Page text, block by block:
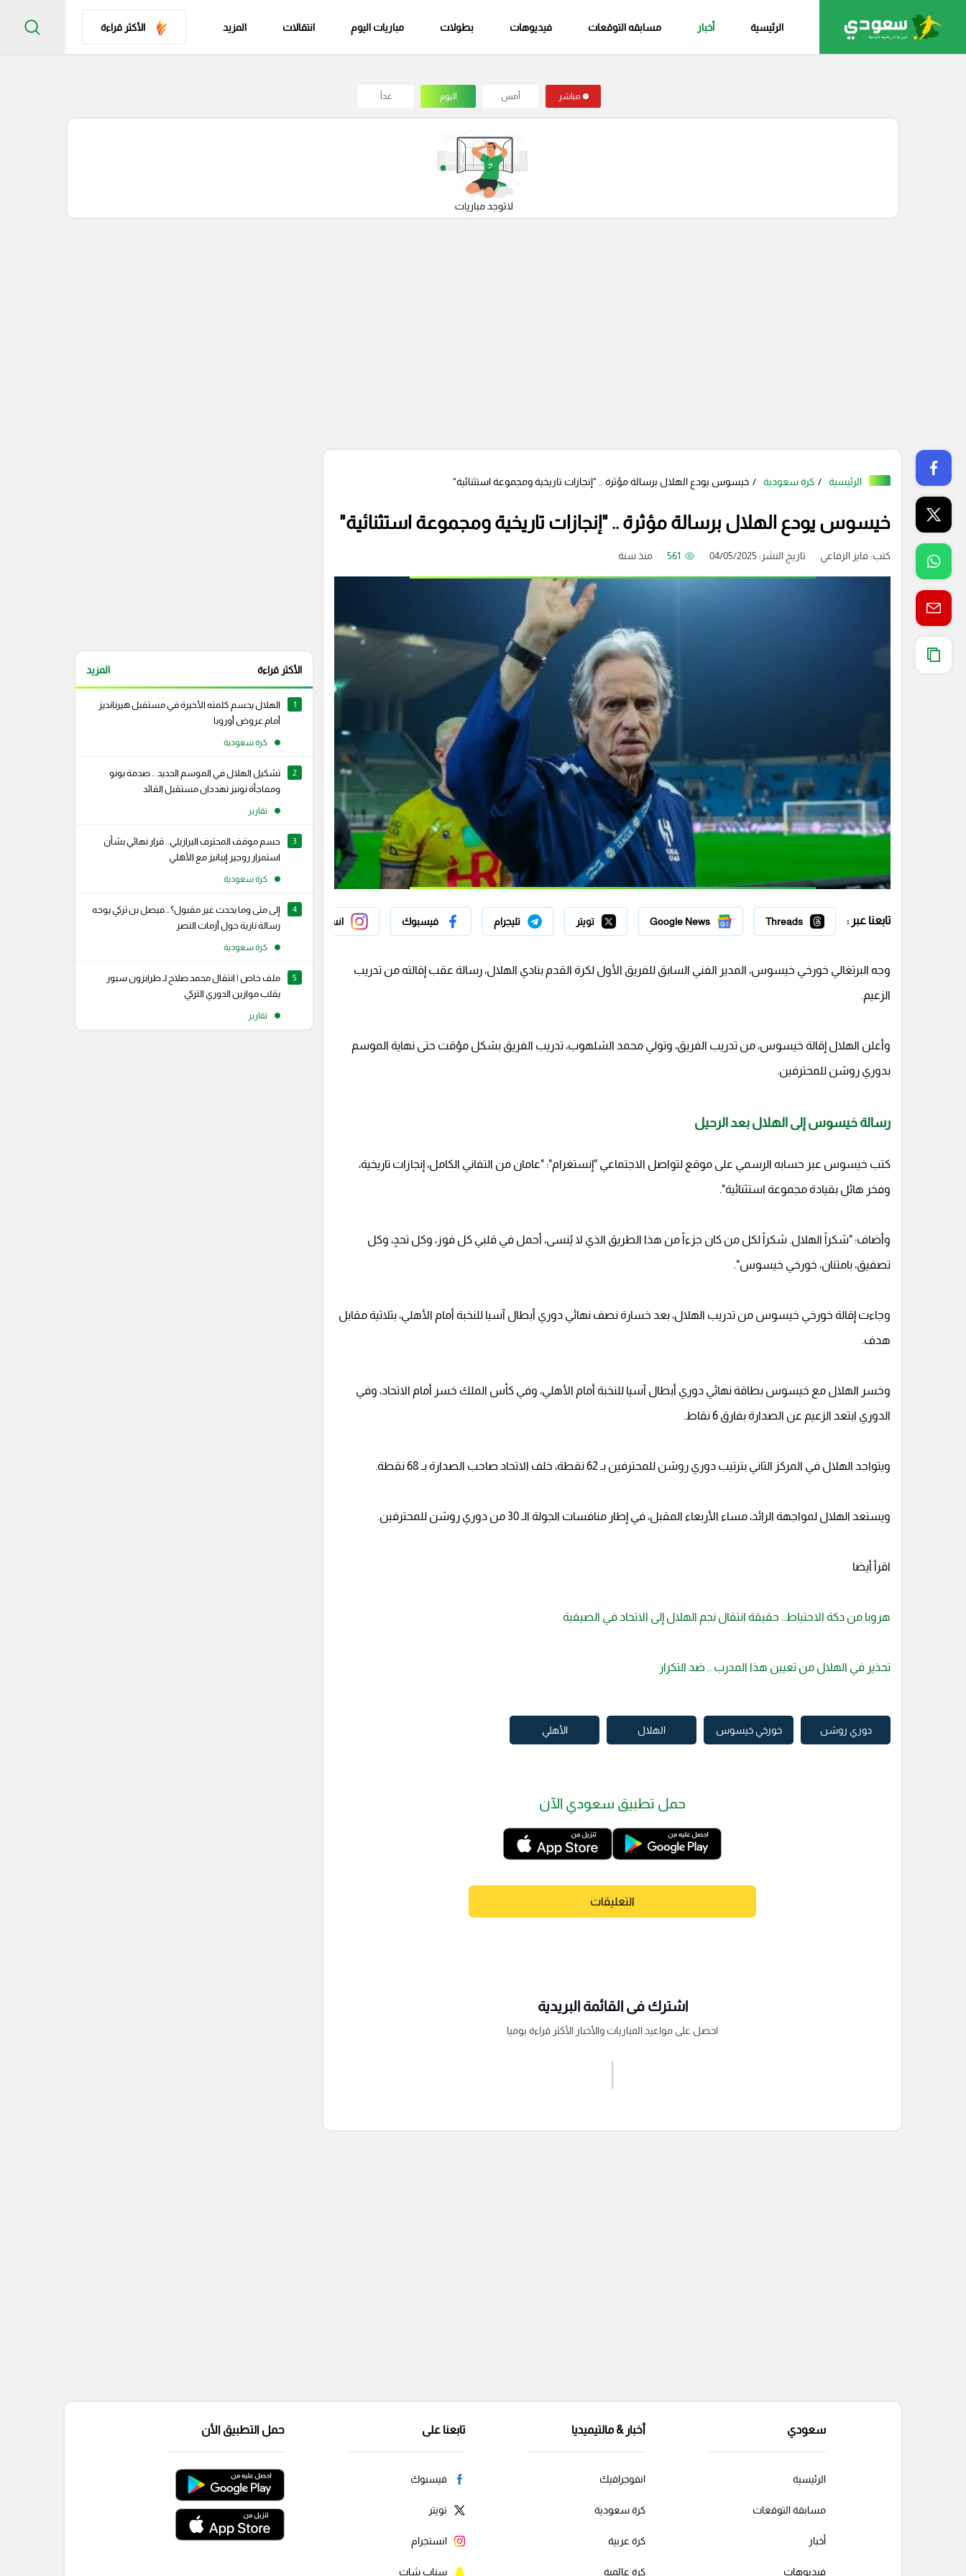
الرئيسية أخبار مسابقه التوقعات فيديوهات بطولات مباريات اليوم انتقالات المزيد الأكثر قراءة
مباشر أمس اليوم غداً
الرئيسية كرة سعودية خيسوس يودع الهلال برسالة مؤثرة .. "إنجازات تاريخية ومجموعة استثنائية"
خيسوس يودع الهلال برسالة مؤثرة .. "إنجازات تاريخية ومجموعة استثنائية"
كتب: فايز الرفاعي تاريخ النشر: 04/05/2025 561 منذ سنة
تابعنا عبر : Threads
Google News تويتر تليجرام فيسبوك انستجرام سناب شات
وجه البرتغالي خورخي خيسوس، المدير الفني السابق للفريق الأول لكرة القدم بنادي الهلال، رسالة عقب إقالته من تدريب
الزعيم.
وأعلن الهلال إقالة خيسوس، من تدريب الفريق، وتولي محمد الشلهوب، تدريب الفريق بشكل مؤقت حتى نهاية الموسم
بدوري روشن للمحترفين.
رسالة خيسوس إلى الهلال بعد الرحيل
كتب خيسوس عبر حسابه الرسمي على موقع لتواصل الاجتماعي "إنستغرام": "عامان من التفاني الكامل، إنجازات تاريخية،
وفخر هائل بقيادة مجموعة استثنائية".
وأضاف: "شكراً الهلال. شكراً لكل من كان جزءاً من هذا الطريق الذي لا يُنسى، أحمل في قلبي كل فوز، وكل تحدٍ، وكل
تصفيق، بامتنان، خورخي خيسوس".
وجاءت إقالة خورخي خيسوس من تدريب الهلال، بعد خسارة نصف نهائي دوري أبطال آسيا للنخبة أمام الأهلي، بثلاثية مقابل
هدف.
وخسر الهلال مع خيسوس بطاقة نهائي دوري أبطال آسيا للنخبة أمام الأهلي، وفي كأس الملك خسر أمام الاتحاد، وفي
الدوري ابتعد الزعيم عن الصدارة بفارق 6 نقاط.
ويتواجد الهلال في المركز الثاني بترتيب دوري روشن للمحترفين بـ 62 نقطة، خلف الاتحاد صاحب الصدارة بـ 68 نقطة.
ويستعد الهلال لمواجهة الرائد، مساء الأربعاء المقبل، في إطار منافسات الجولة الـ 30 من دوري روشن للمحترفين.
اقرأ أيضا
هروبا من دكة الاحتياط.. حقيقة انتقال نجم الهلال إلى الاتحاد في الصيفية
تحذير في الهلال من تعيين هذا المدرب .. ضد التكرار
دوري روشن خورخي خيسوس الهلال الأهلي
حمل تطبيق سعودي الآن
التعليقات
اشترك فى القائمة البريدية
احصل على مواعيد المباريات والأخبار الأكثر قراءة يوميا
الأكثر قراءة المزيد
1
الهلال يحسم كلمته الأخيرة في مستقبل هيرنانديز
أمام عروض أوروبا
كرة سعودية
2
تشكيل الهلال في الموسم الجديد .. صدمة بونو
ومفاجأة نونيز تهددان مستقبل القائد
تقارير
3
حسم موقف المحترف البرازيلي.. قرار نهائي بشأن
استمرار روجير إيبانيز مع الأهلي
كرة سعودية
4
إلى متى وما يحدث غير مقبول؟.. فيصل بن تركي يوجه
رسالة نارية حول أزمات النصر
كرة سعودية
5
ملف خاص | انتقال محمد صلاح لـ طرابزون سبور
يقلب موازين الدوري التركي
تقارير
سعودي
الرئيسية
مسابقة التوقعات
أخبار
فيديوهات
أخبار & مالتيميديا
انفوجرافيك
كرة سعودية
كرة عربية
كرة عالمية
تابعنا على
فيسبوك
تويتر
انستجرام
سناب شات
حمل التطبيق الأن